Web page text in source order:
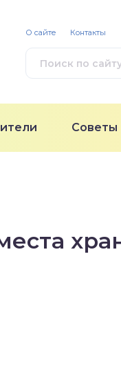
Советы
О сайте Контакты